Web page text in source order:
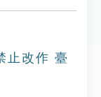
止改作 臺